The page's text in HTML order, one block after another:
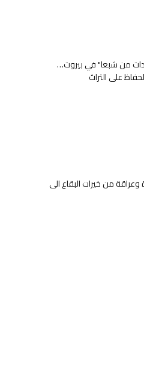
من شبعا" في بيروت…
على التراث
من خيرات البقاع الى